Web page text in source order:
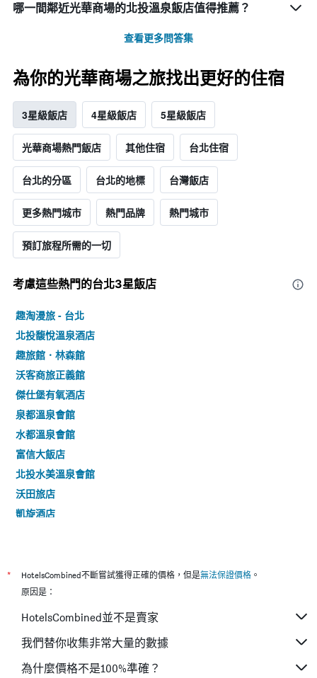
哪一間鄰近光華商場的北投溫泉飯店值得推薦？
查看更多問答集
為你的光華商場之旅找出更好的住宿
3星級飯店 4星級飯店 5星級飯店
光華商場熱門飯店 其他住宿 台北住宿
台北的分區 台北的地標 台灣飯店
更多熱門城市 熱門品牌 熱門城市
預訂旅程所需的一切
考慮這些熱門的台北3星​飯店
趣淘漫旅 - 台北
北投馥悅溫泉酒店
趣旅館．林森館
沃客商旅正義館
傑仕堡有氧酒店
泉都溫泉會館
水都溫泉會館
富信大飯店
北投水美溫泉會館
沃田旅店
凱旋酒店
西悠巢旅台北館
愛玩客旅店
美麗殿商旅-板橋館
和昌商旅淡水館
首都大飯店松山館
* HotelsCombined不斷嘗試獲得正確的價格，但是無法保證價格 。
原因是：
HotelsCombined並不是賣家
我們替你收集非常大量的數據
為什麼價格不是100%準確？